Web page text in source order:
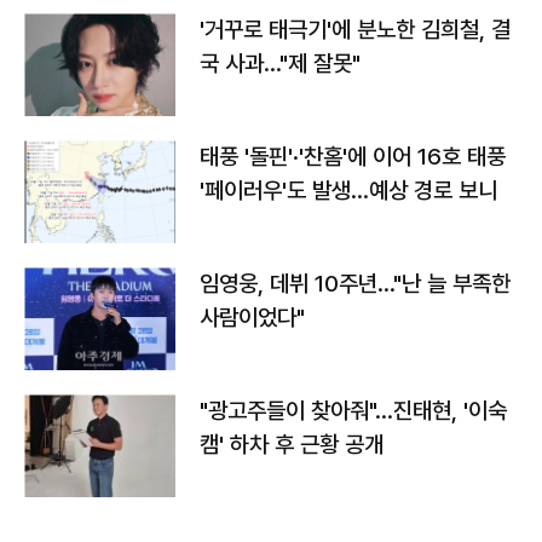
'거꾸로 태극기'에 분노한 김희철, 결
국 사과…"제 잘못"
태풍 '돌핀'·'찬홈'에 이어 16호 태풍
'페이러우'도 발생…예상 경로 보니
임영웅, 데뷔 10주년…"난 늘 부족한
사람이었다"
"광고주들이 찾아줘"…진태현, '이숙
캠' 하차 후 근황 공개